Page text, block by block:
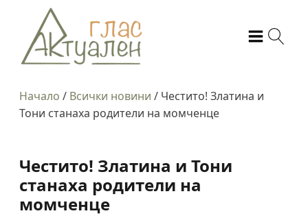
Начало / Всички новини / Честито! Златина и
Тони станаха родители на момченце
Честито! Златина и Тони
станаха родители на
момченце